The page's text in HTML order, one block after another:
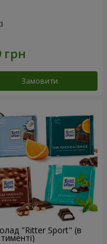
Замовити
"Ritter Sport" (в